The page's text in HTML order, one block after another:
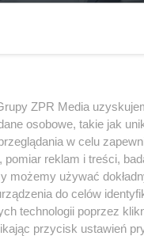
ZPR Media
osobowe, takie jak
w celu
reklam i treści,
możemy używać
do celów
technologii poprzez
przycisk ustawień